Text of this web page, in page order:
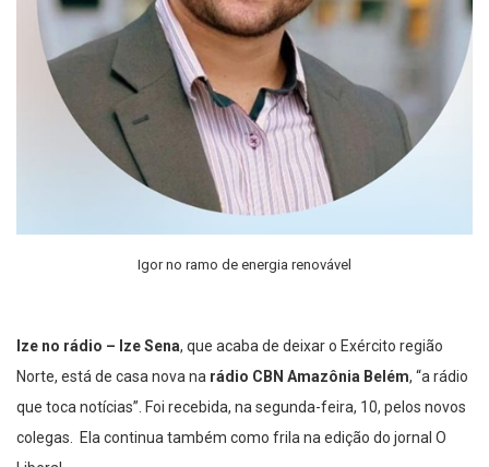
Igor no ramo de energia renovável
Ize no rádio – Ize Sena, que acaba de deixar o Exército região
Norte, está de casa nova na rádio CBN Amazônia Belém, “a rádio
que toca notícias”. Foi recebida, na segunda-feira, 10, pelos novos
colegas. Ela continua também como frila na edição do jornal O